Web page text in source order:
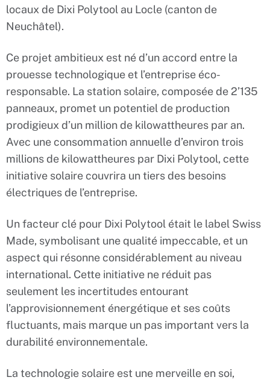
locaux de Dixi Polytool au Locle (canton de
Neuchâtel).
Ce projet ambitieux est né d’un accord entre la
prouesse technologique et l’entreprise éco-
responsable. La station solaire, composée de 2’135
panneaux, promet un potentiel de production
prodigieux d’un million de kilowattheures par an.
Avec une consommation annuelle d’environ trois
millions de kilowattheures par Dixi Polytool, cette
initiative solaire couvrira un tiers des besoins
électriques de l’entreprise.
Un facteur clé pour Dixi Polytool était le label Swiss
Made, symbolisant une qualité impeccable, et un
aspect qui résonne considérablement au niveau
international. Cette initiative ne réduit pas
seulement les incertitudes entourant
l’approvisionnement énergétique et ses coûts
fluctuants, mais marque un pas important vers la
durabilité environnementale.
La technologie solaire est une merveille en soi,